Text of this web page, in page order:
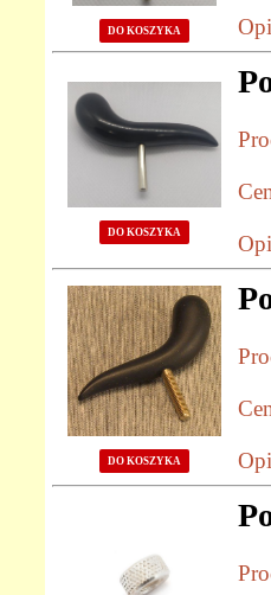
DO KOSZYKA
DO KOSZYKA
DO KOSZYKA